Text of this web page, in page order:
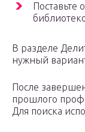
Поставьте
В разделе
нужный
После
прошлого
Для поиска